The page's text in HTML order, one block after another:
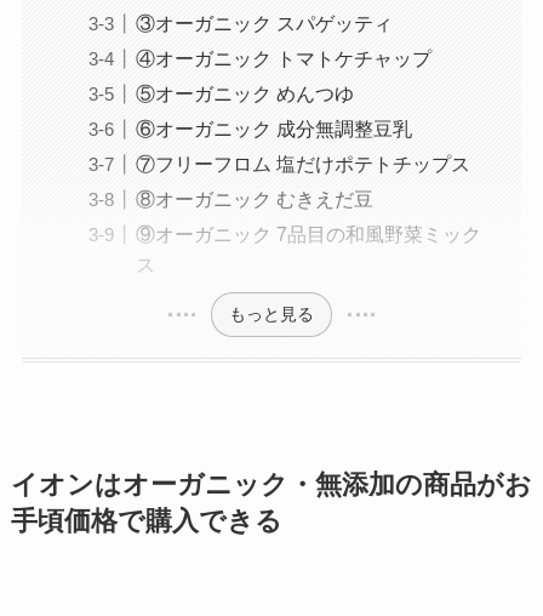
③オーガニック スパゲッティ
④オーガニック トマトケチャップ
⑤オーガニック めんつゆ
⑥オーガニック 成分無調整豆乳
⑦フリーフロム 塩だけポテトチップス
⑧オーガニック むきえだ豆
⑨オーガニック 7品目の和風野菜ミック
ス
もっと見る
イオンはオーガニック・無添加の商品がお
手頃価格で購入できる